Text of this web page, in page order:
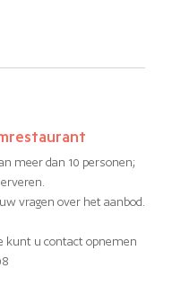
meer dan 10 personen;
vragen over het aanbod.
kunt u contact opnemen